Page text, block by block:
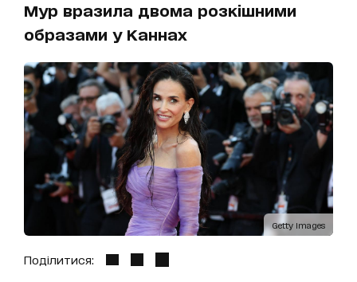
Мур вразила двома розкішними
образами у Каннах
Getty Images
Поділитися: